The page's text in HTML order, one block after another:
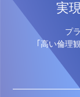
実
プ
｢高い倫理